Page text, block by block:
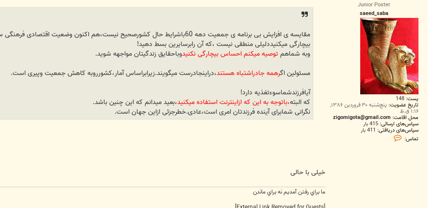
Junior Poster
saeed_saba
پست: 148
تاریخ عضویت: پنج‌شنبه ۳۰ فروردین ۱۳۸۶,
۱:۱۶ ق.ظ
محل اقامت: zigomigota@gmail.com
سپاس‌های ارسالی: 415 بار
سپاس‌های دریافتی: 411 بار
تماس:
ت
مقایسه ی افزایش بی برنامه ی جمعیت دهه 60باشرایط حال کشورصحیح نیست،هم اکنون
بیچارگی میکنیددلیلی منطقی نیست ،که آن رابرسایرین بسط دهید!
وبه شماهم توصیه میکنم احساس بیچارگی نکنیدوباحقایق زندگیتان مواجهه شوید.
مسئولین اگرهمه جادراشتباه هستند،دراینجادرست میگویند.زیرابراساس آمار،کشورروبه کاهش جمعیت وپیری است.
آیافرزندشماسوءتغذیه دارد!
که البته،باتوجه به این که ازاینترنت استفاده میکنید،بعید میدانم که این چنین باشد.
نگرانی شمابرای آینده فرزندتان امری است،عادی.خطرجزئی ازاین جهان است.
خیلی با حالی
ما براي رفتن آمديم نه براي ماندن